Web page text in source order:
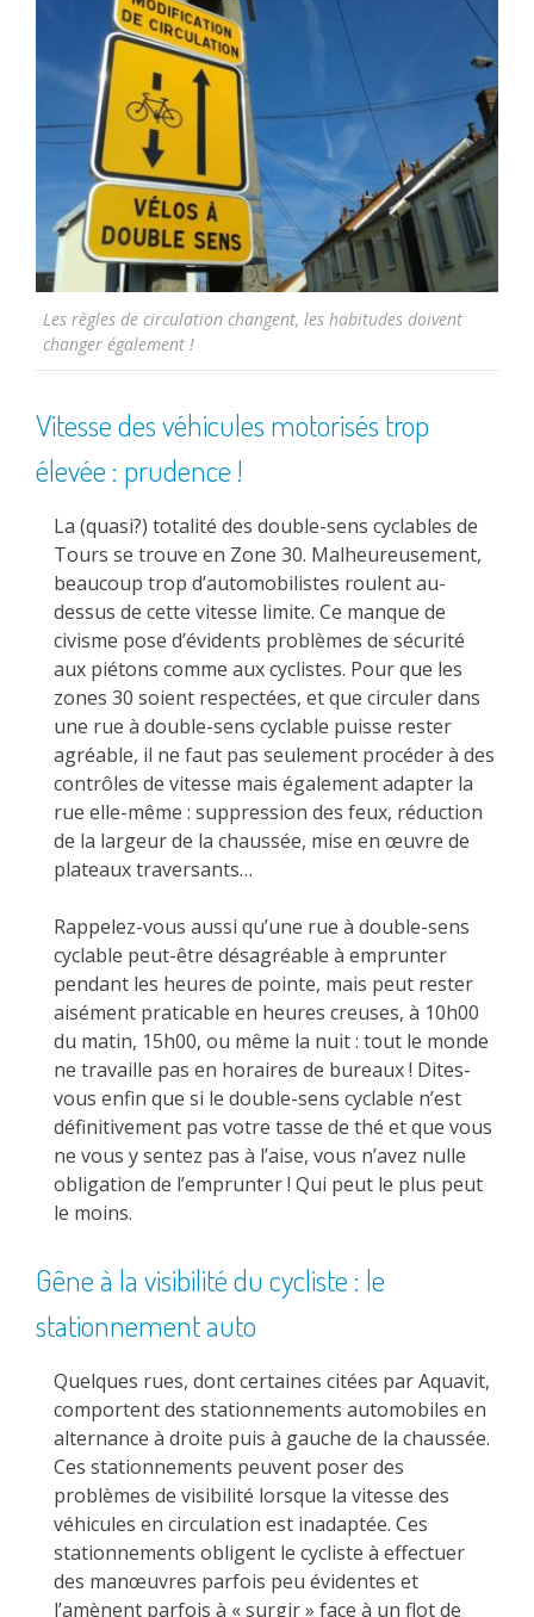
Les règles de circulation changent, les habitudes doivent
changer également !
Vitesse des véhicules motorisés trop
élevée : prudence !
La (quasi?) totalité des double-sens cyclables de
Tours se trouve en Zone 30. Malheureusement,
beaucoup trop d’automobilistes roulent au-
dessus de cette vitesse limite. Ce manque de
civisme pose d’évidents problèmes de sécurité
aux piétons comme aux cyclistes. Pour que les
zones 30 soient respectées, et que circuler dans
une rue à double-sens cyclable puisse rester
agréable, il ne faut pas seulement procéder à des
contrôles de vitesse mais également adapter la
rue elle-même : suppression des feux, réduction
de la largeur de la chaussée, mise en œuvre de
plateaux traversants…
Rappelez-vous aussi qu’une rue à double-sens
cyclable peut-être désagréable à emprunter
pendant les heures de pointe, mais peut rester
aisément praticable en heures creuses, à 10h00
du matin, 15h00, ou même la nuit : tout le monde
ne travaille pas en horaires de bureaux ! Dites-
vous enfin que si le double-sens cyclable n’est
définitivement pas votre tasse de thé et que vous
ne vous y sentez pas à l’aise, vous n’avez nulle
obligation de l’emprunter ! Qui peut le plus peut
le moins.
Gêne à la visibilité du cycliste : le
stationnement auto
Quelques rues, dont certaines citées par Aquavit,
comportent des stationnements automobiles en
alternance à droite puis à gauche de la chaussée.
Ces stationnements peuvent poser des
problèmes de visibilité lorsque la vitesse des
véhicules en circulation est inadaptée. Ces
stationnements obligent le cycliste à effectuer
des manœuvres parfois peu évidentes et
l’amènent parfois à « surgir » face à un flot de